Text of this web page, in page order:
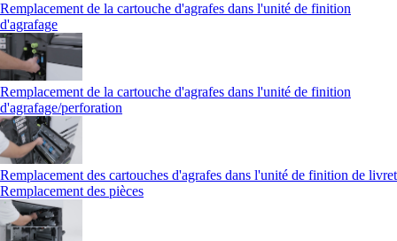
Remplacement de la cartouche d'agrafes dans l'unité de finition
d'agrafage
Remplacement de la cartouche d'agrafes dans l'unité de finition
d'agrafage/perforation
Remplacement des cartouches d'agrafes dans l'unité de finition de livret
Remplacement des pièces